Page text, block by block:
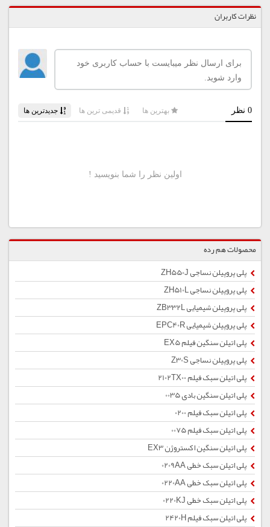
نظرات کاربران
محصولات هم رده
پلی پروپیلن نساجی ZH550J
پلی پروپیلن نساجی ZH510L
پلی پروپیلن شیمیایی ZB332L
پلی پروپیلن شیمیایی EPC40R
پلی اتیلن سنگین فیلم EX5
پلی پروپیلن نساجی Z30S
پلی اتیلن سبک فیلم 2102TX00
پلی اتیلن سنگین بادی 0035
پلی اتیلن سبک فیلم 0200
پلی اتیلن سبک فیلم 0075
پلی اتیلن سنگین اکستروژن EX3
پلی اتیلن سبک خطی 0209AA
پلی اتیلن سبک خطی 0220AA
پلی اتیلن سبک خطی 0220KJ
پلی اتیلن سبک فیلم 2420H